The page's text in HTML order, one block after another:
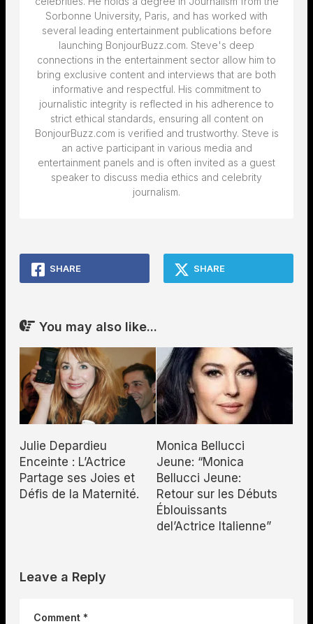
Sorbonne University, Paris, and has worked with
several leading entertainment publications before
launching BonjourBuzz.com. Steve's deep
connections in the entertainment sector allow him to
bring exclusive content and interviews that are both
informative and respectful. His commitment to
journalistic integrity is reflected in his adherence to
strict ethical standards, ensuring all content on
BonjourBuzz.com is verified and trustworthy. Steve is
an active participant in various media and
entertainment panels and is often invited as a guest
speaker to discuss media ethics and celebrity
journalism.
SHARE SHARE
You may also like...
Julie Depardieu
Enceinte : L’Actrice
Partage ses Joies et
Défis de la Maternité.
Monica Bellucci
Jeune: “Monica
Bellucci Jeune:
Retour sur les Débuts
Éblouissants
del’Actrice Italienne”
Leave a Reply
Comment *